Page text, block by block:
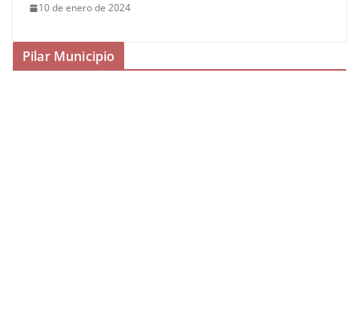
10 de enero de 2024
Pilar Municipio